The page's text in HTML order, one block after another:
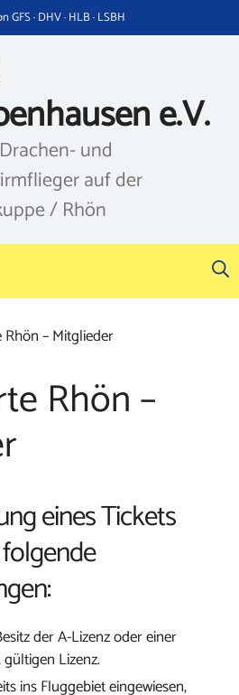
GFS · DHV · HLB · LSBH
e.V.
und
auf der
/ Rhön
– Mitglieder
Rhön –
eines Tickets
der A-Lizenz oder einer
Lizenz.
ins Fluggebiet eingewiesen,